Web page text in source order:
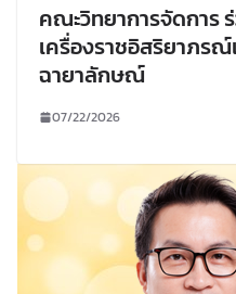
คณะวิทยาการจัดการ
เครื่องราชอิสริยาภร
ฉายาลักษณ์
07/22/2026